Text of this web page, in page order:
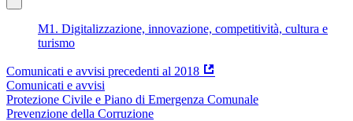
M1. Digitalizzazione, innovazione, competitività, cultura e
turismo
Comunicati e avvisi precedenti al 2018
Comunicati e avvisi
Protezione Civile e Piano di Emergenza Comunale
Prevenzione della Corruzione